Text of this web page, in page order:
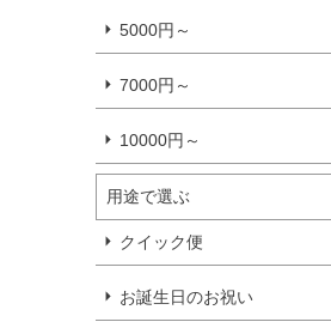
5000円～
7000円～
10000円～
用途で選ぶ
クイック便
お誕生日のお祝い